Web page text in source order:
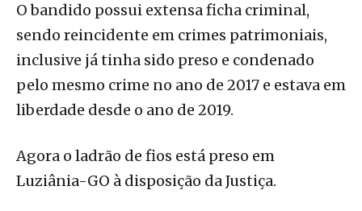
O bandido possui extensa ficha criminal,
sendo reincidente em crimes patrimoniais,
inclusive já tinha sido preso e condenado
pelo mesmo crime no ano de 2017 e estava em
liberdade desde o ano de 2019.
Agora o ladrão de fios está preso em
Luziânia-GO à disposição da Justiça.